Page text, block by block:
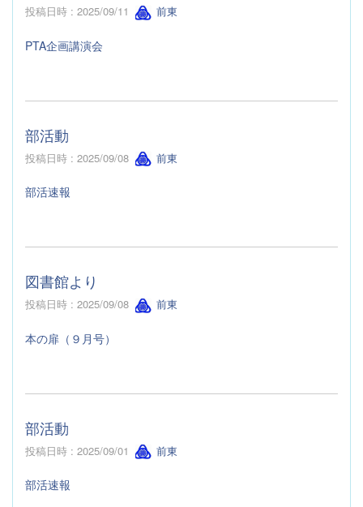
投稿日時 : 2025/09/11 前東
PTA企画講演会
部活動
投稿日時 : 2025/09/08 前東
部活速報
図書館より
投稿日時 : 2025/09/08 前東
本の扉（９月号）
部活動
投稿日時 : 2025/09/01 前東
部活速報